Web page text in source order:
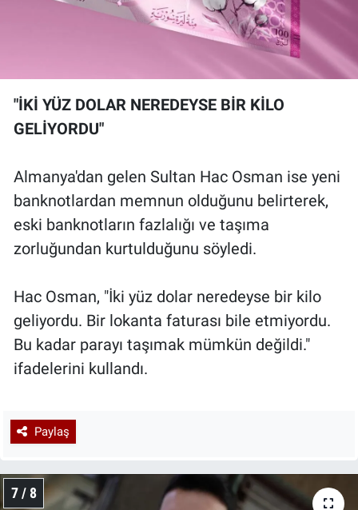
"İKİ YÜZ DOLAR NEREDEYSE BİR KİLO
GELİYORDU"
Almanya'dan gelen Sultan Hac Osman ise yeni
banknotlardan memnun olduğunu belirterek,
eski banknotların fazlalığı ve taşıma
zorluğundan kurtulduğunu söyledi.
Hac Osman, "İki yüz dolar neredeyse bir kilo
geliyordu. Bir lokanta faturası bile etmiyordu.
Bu kadar parayı taşımak mümkün değildi."
ifadelerini kullandı.
Paylaş
7 / 8